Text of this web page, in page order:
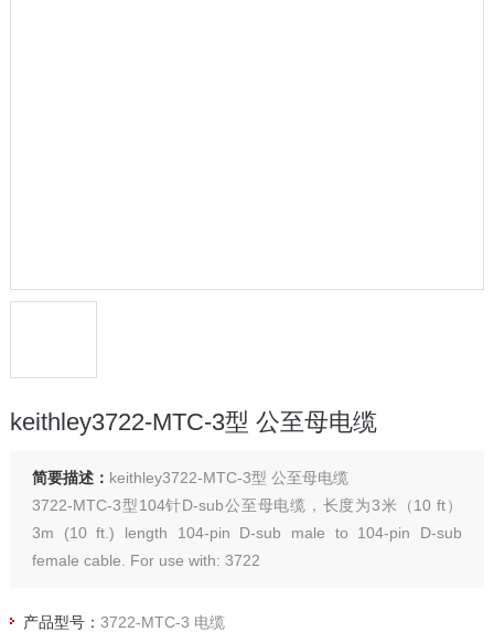
keithley3722-MTC-3型 公至母电缆
简要描述： keithley3722-MTC-3型 公至母电缆
3722-MTC-3型104针D-sub公至母电缆，长度为3米（10 ft）
3m (10 ft.) length 104-pin D-sub male to 104-pin D-sub
female cable. For use with: 3722
产品型号： 3722-MTC-3 电缆